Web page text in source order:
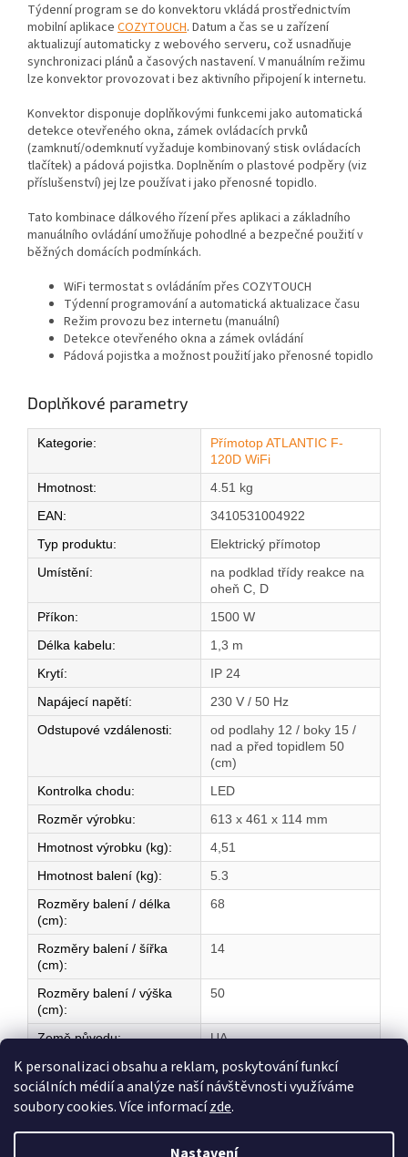
K personalizaci obsahu a reklam, poskytování funkcí
sociálních médií a analýze naší návštěvnosti využíváme
soubory cookies. Více informacízde.
Týdenní program se do konvektoru vkládá prostřednictvím
mobilní aplikace COZYTOUCH. Datum a čas se u zařízení
aktualizují automaticky z webového serveru, což usnadňuje
synchronizaci plánů a časových nastavení. V manuálním režimu
lze konvektor provozovat i bez aktivního připojení k internetu.
Konvektor disponuje doplňkovými funkcemi jako automatická
detekce otevřeného okna, zámek ovládacích prvků
(zamknutí/odemknutí vyžaduje kombinovaný stisk ovládacích
tlačítek) a pádová pojistka. Doplněním o plastové podpěry (viz
příslušenství) jej lze používat i jako přenosné topidlo.
Tato kombinace dálkového řízení přes aplikaci a základního
manuálního ovládání umožňuje pohodlné a bezpečné použití v
běžných domácích podmínkách.
WiFi termostat s ovládáním přes COZYTOUCH
Týdenní programování a automatická aktualizace času
Režim provozu bez internetu (manuální)
Detekce otevřeného okna a zámek ovládání
Pádová pojistka a možnost použití jako přenosné topidlo
Doplňkové parametry
Kategorie:
Přímotop ATLANTIC F-
120D WiFi
Hmotnost:
4.51 kg
EAN:
3410531004922
Typ produktu:
Elektrický přímotop
Umístění:
na podklad třídy reakce na
oheň C, D
Příkon:
1500 W
Délka kabelu:
1,3 m
Krytí:
IP 24
Napájecí napětí:
230 V / 50 Hz
Odstupové vzdálenosti:
od podlahy 12 / boky 15 /
nad a před topidlem 50
(cm)
Kontrolka chodu:
LED
Rozměr výrobku:
613 x 461 x 114 mm
Hmotnost výrobku (kg):
4,51
Hmotnost balení (kg):
5.3
Rozměry balení / délka
(cm):
68
Rozměry balení / šířka
(cm):
14
Rozměry balení / výška
(cm):
50
Země původu: UA